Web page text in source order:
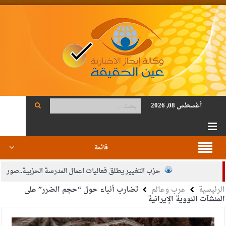
أغسطس 08, 2026
قائمة
حزب التغيير يطلق فعاليات اعمال المدرسة الحزبية..صور
الجيش يفتح باب التجنيد لحملة البكالوريوس في الحقوق والقانون
الرئيسية عرب وعالم تضارب أنباء حول “حجم الضرر” على
المنشآت النووية الإيرانية